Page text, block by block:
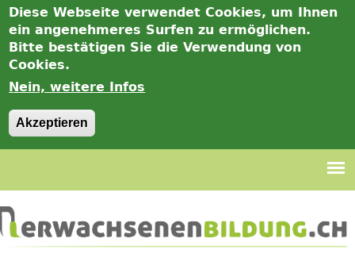
Diese Webseite verwendet Cookies, um Ihnen
ein angenehmeres Surfen zu ermöglichen.
Bitte bestätigen Sie die Verwendung von
Cookies.
Nein, weitere Infos
Akzeptieren